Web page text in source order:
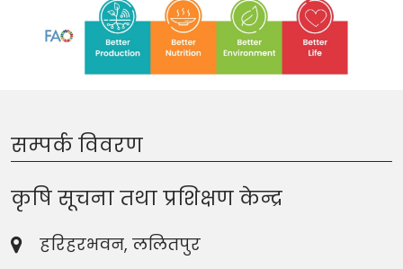
सम्पर्क विवरण
कृषि सूचना तथा प्रशिक्षण केन्द्र
हरिहरभवन, ललितपुर